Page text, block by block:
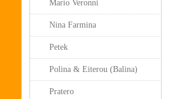
Mario Veronni
Nina Farmina
Petek
Polina & Eiterou (Balina)
Pratero